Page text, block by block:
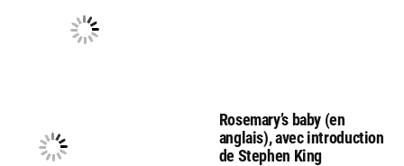
Rosemary’s baby (en
anglais), avec introduction
de Stephen King